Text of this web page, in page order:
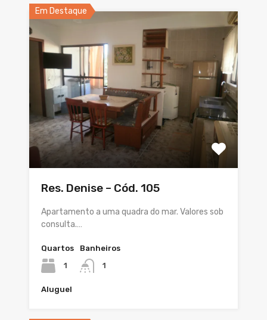
Em Destaque
Res. Denise – Cód. 105
Apartamento a uma quadra do mar. Valores sob
consulta.…
Quartos
1
Banheiros
1
Aluguel